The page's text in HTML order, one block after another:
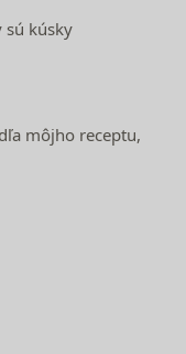
sú kúsky
môjho receptu,